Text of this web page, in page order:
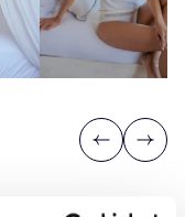
Previous
Next